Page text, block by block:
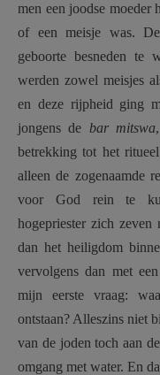
men een joodse moeder
of een meisje was.
geboorte besneden te
werden zowel meisjes
en deze rijpheid ging
jongens de bar mitswa
betrekking tot het
alleen de zogenaamde
voor God rein te
hogepriester zich
dan het heiligdom
vervolgens dan met
mijn eerste vraag:
ontstaan? Alleszins niet
van de joden toch aan
omgang met water. En